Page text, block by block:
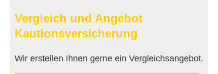
Vergleich und Angebot
Kautionsversicherung
Wir erstellen Ihnen gerne ein Vergleichsangebot.